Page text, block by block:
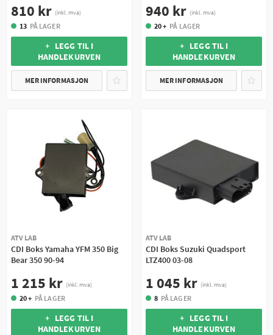
810 kr (inkl. mva)
13 PÅ LAGER
+ LEGG TIL I
HANDLEKURVEN
MER INFORMASJON
940 kr (inkl. mva)
20 + PÅ LAGER
+ LEGG TIL I
HANDLEKURVEN
MER INFORMASJON
ATV LAB
CDI Boks Yamaha YFM 350 Big
Bear 350 90-94
1 215 kr (inkl. mva)
20 + PÅ LAGER
+ LEGG TIL I
HANDLEKURVEN
ATV LAB
CDI Boks Suzuki Quadsport
LTZ400 03-08
1 045 kr (inkl. mva)
8 PÅ LAGER
+ LEGG TIL I
HANDLEKURVEN